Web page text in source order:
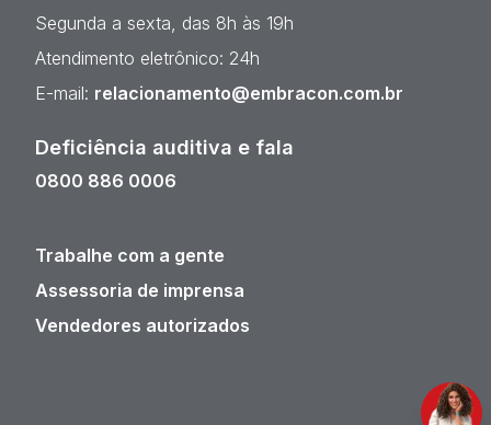
Segunda a sexta, das 8h às 19h
Atendimento eletrônico: 24h
E-mail: relacionamento@embracon.com.br
Deficiência auditiva e fala
0800 886 0006
Trabalhe com a gente
Assessoria de imprensa
Vendedores autorizados